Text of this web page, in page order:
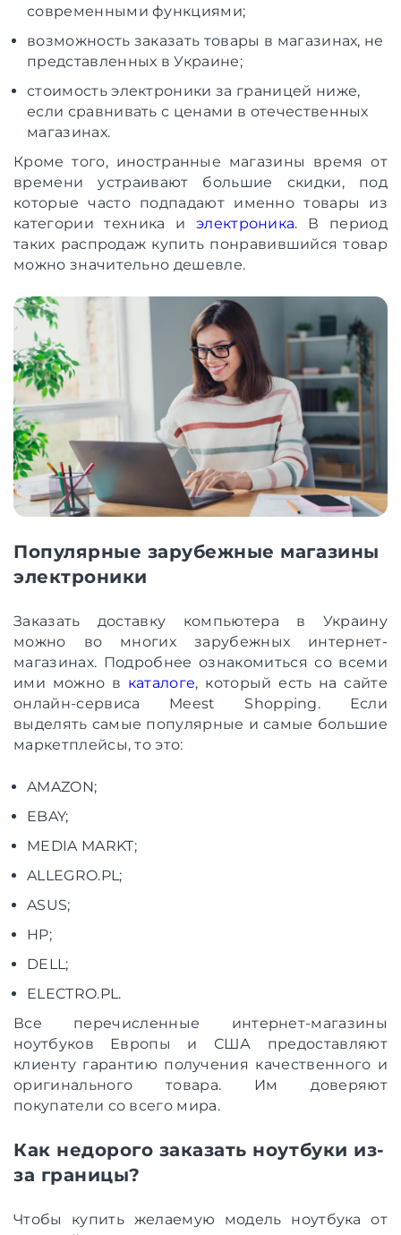
современными функциями;
возможность заказать товары в магазинах, не
представленных в Украине;
стоимость электроники за границей ниже,
если сравнивать с ценами в отечественных
магазинах.
Кроме того, иностранные магазины время от
времени устраивают большие скидки, под
которые часто подпадают именно товары из
категории техника и электроника. В период
таких распродаж купить понравившийся товар
можно значительно дешевле.
Популярные зарубежные магазины
электроники
Заказать доставку компьютера в Украину
можно во многих зарубежных интернет-
магазинах. Подробнее ознакомиться со всеми
ими можно в каталоге, который есть на сайте
онлайн-сервиса Meest Shopping. Если
выделять самые популярные и самые большие
маркетплейсы, то это:
AMAZON;
EBAY;
MEDIA MARKT;
ALLEGRO.PL;
ASUS;
HP;
DELL;
ELECTRO.PL.
Все перечисленные интернет-магазины
ноутбуков Европы и США предоставляют
клиенту гарантию получения качественного и
оригинального товара. Им доверяют
покупатели со всего мира.
Как недорого заказать ноутбуки из-
за границы?
Чтобы купить желаемую модель ноутбука от